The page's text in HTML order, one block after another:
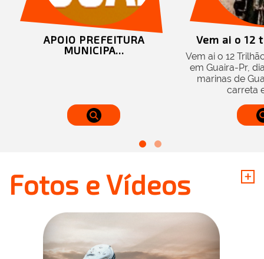
APOIO PREFEITURA
MUNICIPA...
Vem ai o 12
Vem ai o 12
em Guaira-Pr,
marinas de
carreta e
Fotos e Vídeos +